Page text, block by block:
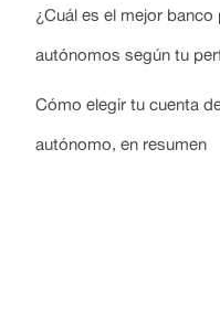
¿Cuál es el mejor banco
autónomos según tu
Cómo elegir tu cuenta
autónomo, en resumen